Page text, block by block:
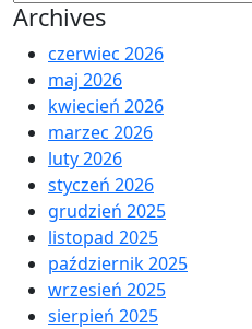
Archives
czerwiec 2026
maj 2026
kwiecień 2026
marzec 2026
luty 2026
styczeń 2026
grudzień 2025
listopad 2025
październik 2025
wrzesień 2025
sierpień 2025